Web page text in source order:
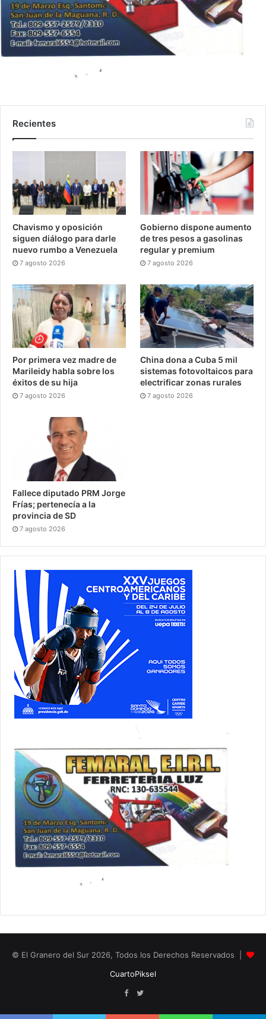
Recientes
Chavismo y oposición
siguen diálogo para darle
nuevo rumbo a Venezuela
7 agosto 2026
Gobierno dispone aumento
de tres pesos a gasolinas
regular y premium
7 agosto 2026
Por primera vez madre de
Marileidy habla sobre los
éxitos de su hija
7 agosto 2026
China dona a Cuba 5 mil
sistemas fotovoltaicos para
electrificar zonas rurales
7 agosto 2026
Fallece diputado PRM Jorge
Frías; pertenecía a la
provincia de SD
7 agosto 2026
© El Granero del Sur 2026, Todos los Derechos Reservados |
CuartoPiksel